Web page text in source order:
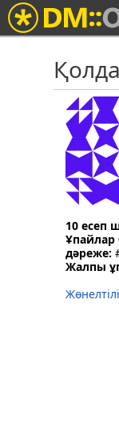
10 есеп
дәреже:
Жалпы